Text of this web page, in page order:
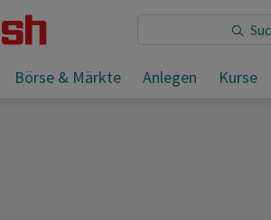
Börse & Märkte Anlegen Kurse